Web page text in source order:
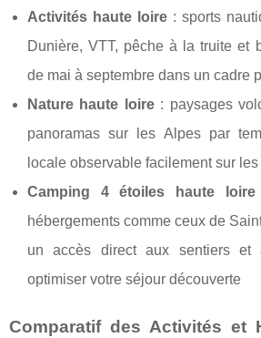
Activités haute loire: sports
Dunière, VTT, pêche à la truite et
de mai à septembre dans un cadre
Nature haute loire: paysages
panoramas sur les Alpes par
locale observable facilement sur
Camping 4 étoiles haute loire
hébergements comme ceux de
un accès direct aux sentiers
optimiser votre séjour découverte
Comparatif des Activités et